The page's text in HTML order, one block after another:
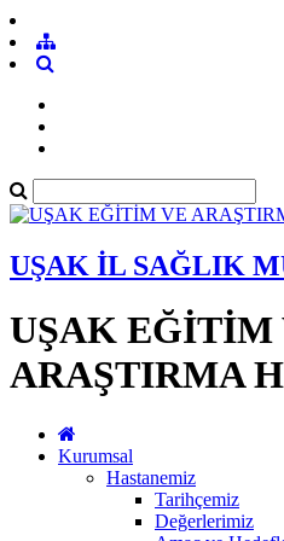
UŞAK İL SAĞLIK
UŞAK EĞİTİM
ARAŞTIRMA
Kurumsal
Hastanemiz
Tarihçemiz
Değerlerimiz